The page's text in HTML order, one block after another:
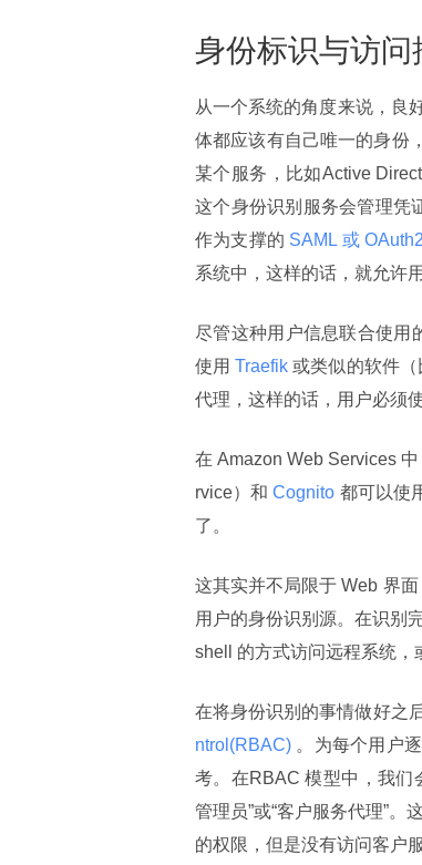
身份标识与访问
从一个系统的角度来说，良
体都应该有自己唯一的身份
某个服务，比如Active
这个身份识别服务会管理凭
作为支撑的 SAML 或
系统中，这样的话，就允许
尽管这种用户信息联合使用
使用 Traefik 或类似的软件（
代理，这样的话，用户必须
在 Amazon Web Services
rvice）和 Cognito 都可以使
了。
这其实并不局限于 Web 界面
用户的身份识别源。在识别
shell 的方式访问远程系统，
在将身份识别的事情做好之
ntrol(RBAC) 。为每个用户
考。在RBAC 模型中，我们
管理员”或“客户服务代理”
的权限，但是没有访问客户